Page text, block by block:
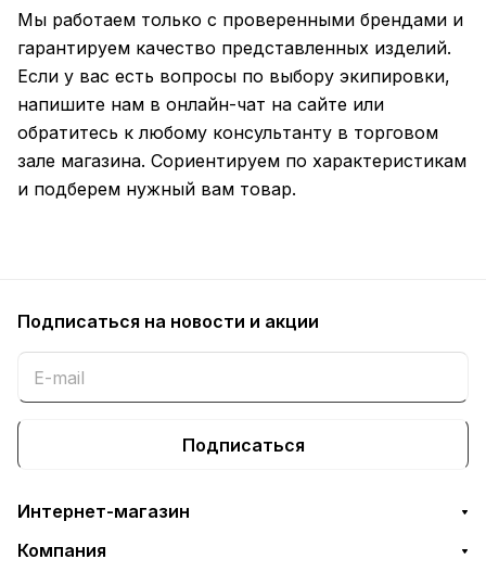
Мы работаем только с проверенными брендами и
гарантируем качество представленных изделий.
Если у вас есть вопросы по выбору экипировки,
напишите нам в онлайн-чат на сайте или
обратитесь к любому консультанту в торговом
зале магазина. Сориентируем по характеристикам
и подберем нужный вам товар.
Подписаться на новости и акции
Подписаться
Интернет-магазин
Компания